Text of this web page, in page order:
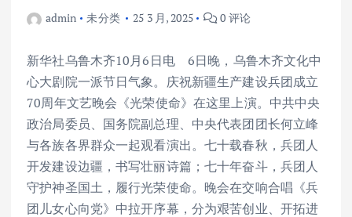
admin 未分类 25 3 月, 2025 0 评论
新华社乌鲁木齐10月6日电 6日晚，乌鲁木齐文化中
心大剧院一派节日气象。庆祝新疆生产建设兵团成立
70周年文艺晚会《光荣使命》在这里上演。中共中央
政治局委员、国务院副总理、中央代表团团长何立峰
与各族各界群众一起观看演出。七十载春秋，兵团人
开发建设边疆，书写壮丽诗篇；七十年奋斗，兵团人
守护神圣国土，履行光荣使命。晚会在交响合唱《兵
团儿女心向党》中拉开序幕，分为艰苦创业、开拓进